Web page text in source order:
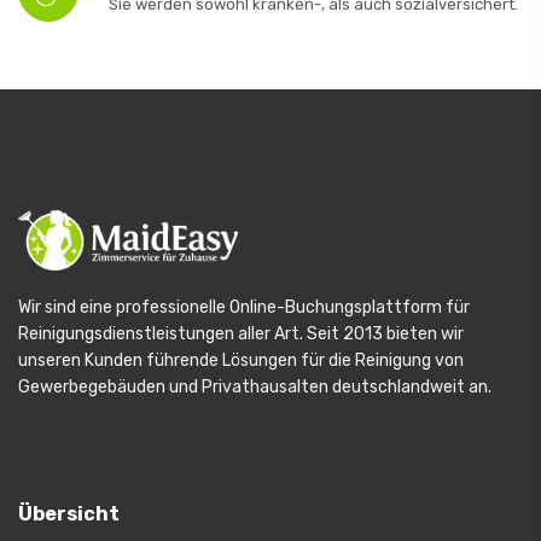
Sie werden sowohl kranken-, als auch sozialversichert.
Wir sind eine professionelle Online-Buchungsplattform für
Reinigungsdienstleistungen aller Art. Seit 2013 bieten wir
unseren Kunden führende Lösungen für die Reinigung von
Gewerbegebäuden und Privathausalten deutschlandweit an.
Übersicht